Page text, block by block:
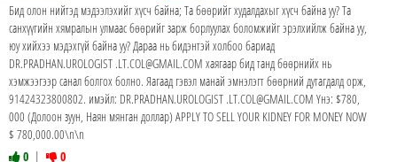
Бид олон нийтэд мэдээлэхийг хүсч байна; Та бөөрийг худалдахыг хүсч байна уу? Та
санхүүгийн хямралын улмаас бөөрийг зарж борлуулах боломжийг эрэлхийлж байна уу,
юу хийхээ мэдэхгүй байна уу? Дараа нь бидэнтэй холбоо бариад
DR.PRADHAN.UROLOGIST .LT.COL@GMAIL.COM хаягаар бид танд бөөрнийх нь
хэмжээгээр санал болгох болно. Яагаад гэвэл манай эмнэлэгт бөөрний дутагдалд орж,
91424323800802. имэйл: DR.PRADHAN.UROLOGIST .LT.COL@GMAIL.COM Yнэ: $780,
000 (Долоон зуун, Наян мянган доллар) APPLY TO SELL YOUR KIDNEY FOR MONEY NOW
$ 780,000.00\n\n
0 | 0